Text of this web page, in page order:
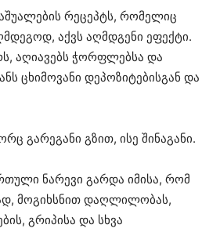
რეცეპტს, რომელიც
აქვს აღმდგენი ეფექტი.
აღიავებს ჭორფლებსა და
ცხიმოვანი დეპოზიტებისგან და
გარეგანი გზით, ისე შინაგანი.
ნარევი გარდა იმისა, რომ
მოგიხსნით დაღლილობას,
გრიპისა და სხვა